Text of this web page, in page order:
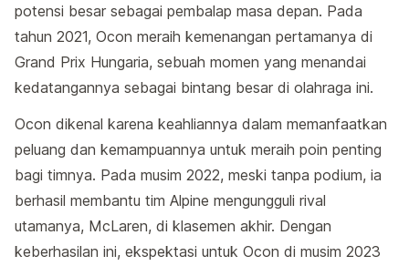
potensi besar sebagai pembalap masa depan. Pada
tahun 2021, Ocon meraih kemenangan pertamanya di
Grand Prix Hungaria, sebuah momen yang menandai
kedatangannya sebagai bintang besar di olahraga ini.
Ocon dikenal karena keahliannya dalam memanfaatkan
peluang dan kemampuannya untuk meraih poin penting
bagi timnya. Pada musim 2022, meski tanpa podium, ia
berhasil membantu tim Alpine mengungguli rival
utamanya, McLaren, di klasemen akhir. Dengan
keberhasilan ini, ekspektasi untuk Ocon di musim 2023